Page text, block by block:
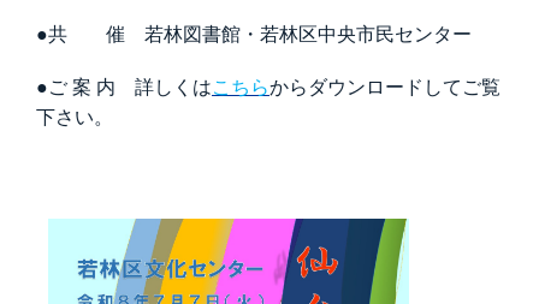
●共 催 若林図書館・若林区中央市民センター
●ご 案 内 詳しくはこちらからダウンロードしてご覧
下さい。